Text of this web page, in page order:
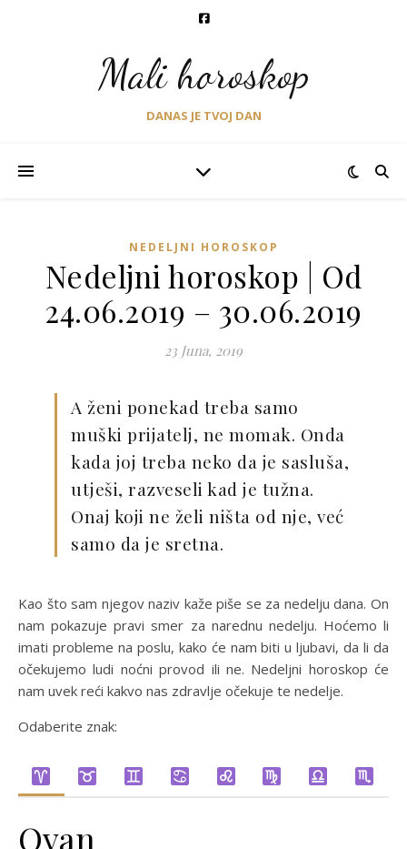
Mali horoskop
DANAS JE TVOJ DAN
NEDELJNI HOROSKOP
Nedeljni horoskop | Od
24.06.2019 – 30.06.2019
23 Juna, 2019
A ženi ponekad treba samo
muški prijatelj, ne momak. Onda
kada joj treba neko da je sasluša,
utješi, razveseli kad je tužna.
Onaj koji ne želi ništa od nje, već
samo da je sretna.
Kao što sam njegov naziv kaže piše se za nedelju dana. On
nam pokazuje pravi smer za narednu nedelju. Hoćemo li
imati probleme na poslu, kako će nam biti u ljubavi, da li da
očekujemo ludi noćni provod ili ne. Nedeljni horoskop će
nam uvek reći kakvo nas zdravlje očekuje te nedelje.
Odaberite znak:
Ovan